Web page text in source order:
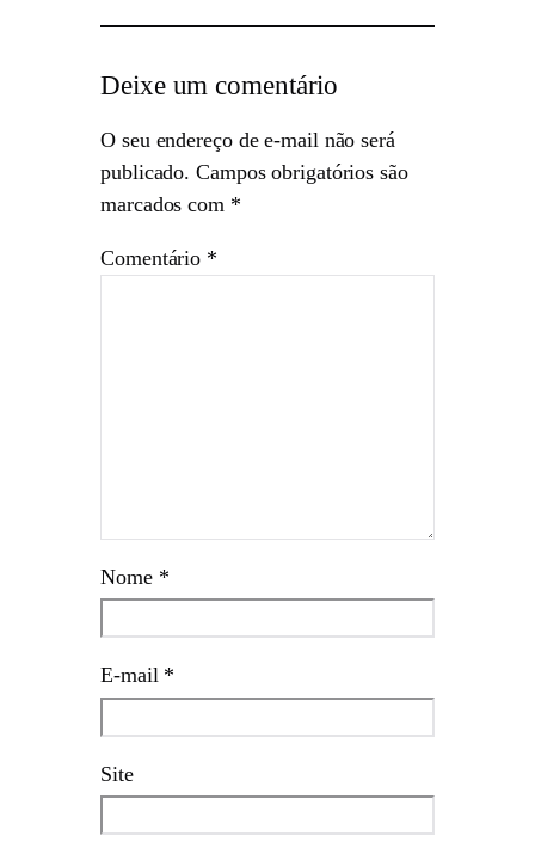
Deixe um comentário
O seu endereço de e-mail não será
publicado. Campos obrigatórios são
marcados com *
Comentário *
Nome *
E-mail *
Site